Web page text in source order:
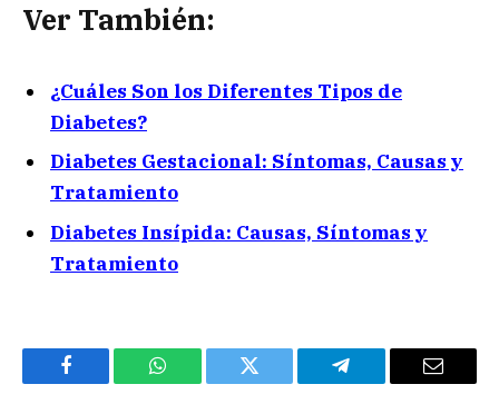
Ver También:
¿Cuáles Son los Diferentes Tipos de
Diabetes?
Diabetes Gestacional: Síntomas, Causas y
Tratamiento
Diabetes Insípida: Causas, Síntomas y
Tratamiento
Facebook WhatsApp Twitter Telegram Email